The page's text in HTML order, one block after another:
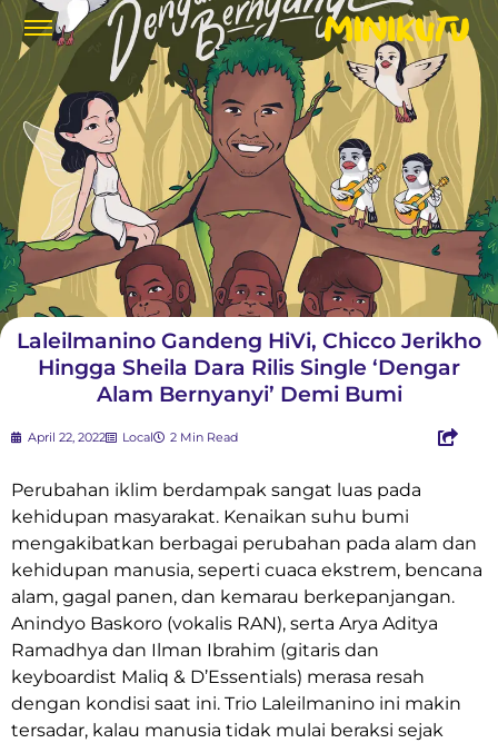
Laleilmanino Gandeng HiVi, Chicco Jerikho
Hingga Sheila Dara Rilis Single ‘Dengar
Alam Bernyanyi’ Demi Bumi
April 22, 2022 Local 2 Min Read
Perubahan iklim berdampak sangat luas pada
kehidupan masyarakat. Kenaikan suhu bumi
mengakibatkan berbagai perubahan pada alam dan
kehidupan manusia, seperti cuaca ekstrem, bencana
alam, gagal panen, dan kemarau berkepanjangan.
Anindyo Baskoro (vokalis RAN), serta Arya Aditya
Ramadhya dan Ilman Ibrahim (gitaris dan
keyboardist Maliq & D’Essentials) merasa resah
dengan kondisi saat ini. Trio Laleilmanino ini makin
tersadar, kalau manusia tidak mulai beraksi sejak